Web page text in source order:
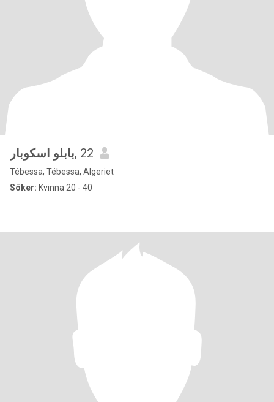
بابلو اسكوبار, 22
Tébessa, Tébessa, Algeriet
Söker: Kvinna 20 - 40